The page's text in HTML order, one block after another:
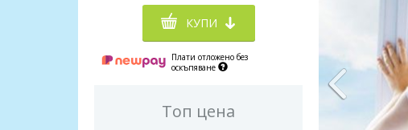
КУПИ
Плати отложено без
оскъпяване
Топ цена